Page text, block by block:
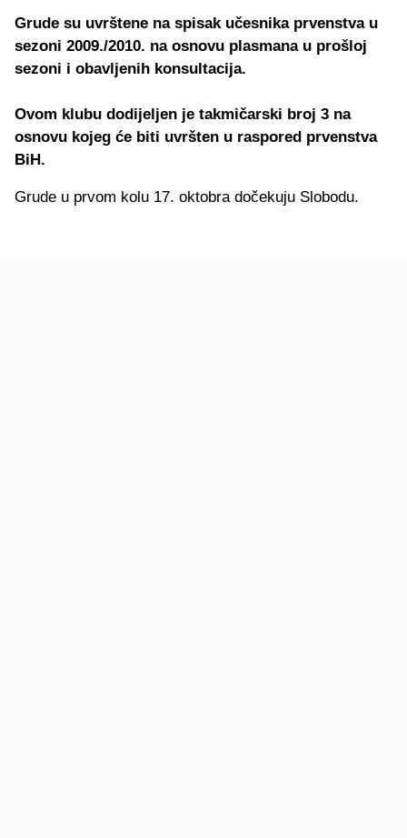
Grude su uvrštene na spisak učesnika prvenstva u
sezoni 2009./2010. na osnovu plasmana u prošloj
sezoni i obavljenih konsultacija.
Ovom klubu dodijeljen je takmičarski broj 3 na
osnovu kojeg će biti uvršten u raspored prvenstva
BiH.
Grude u prvom kolu 17. oktobra dočekuju Slobodu.